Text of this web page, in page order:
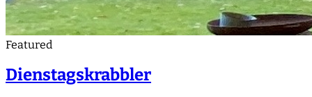
Featured
Dienstagskrabbler